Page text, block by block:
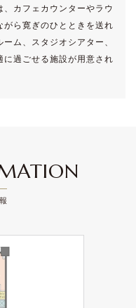
カフェカウンターやラウ
がら寛ぎのひとときを送れ
ム、スタジオシアター、
過ごせる施設が用意され